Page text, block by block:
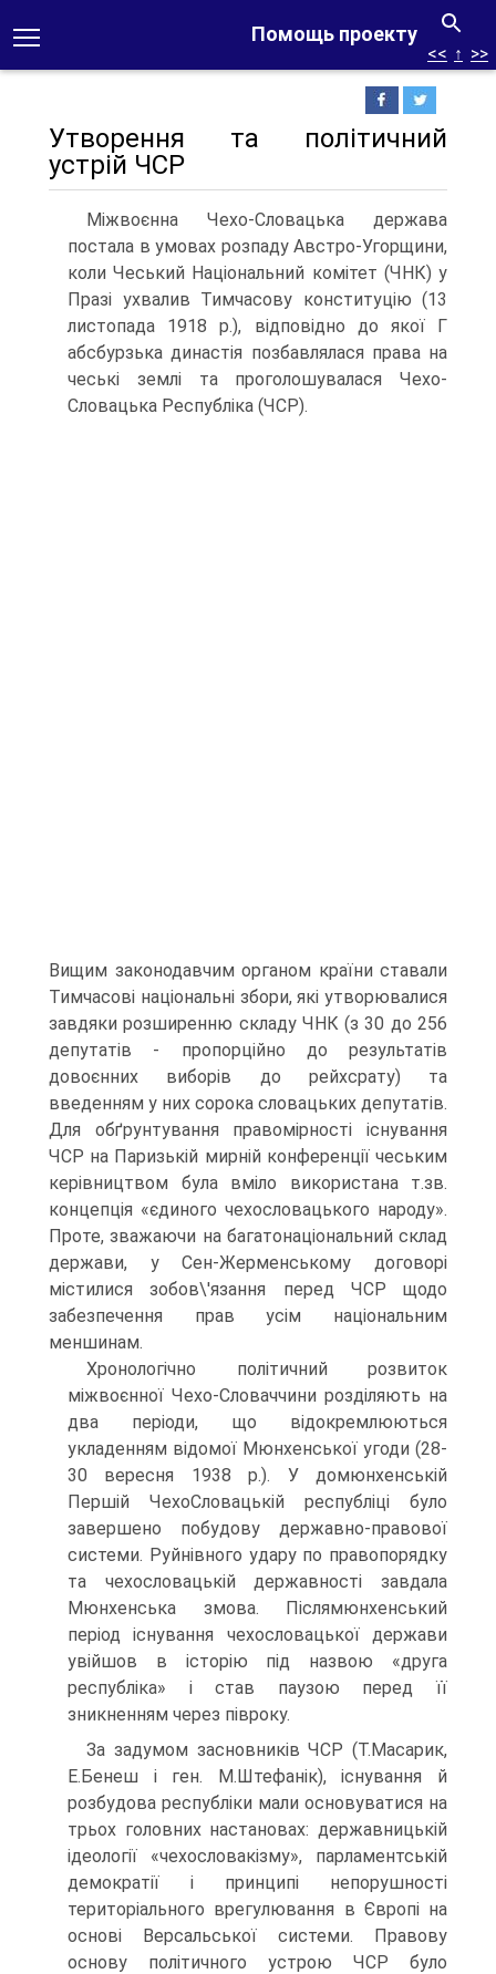
Помощь проекту
<< ↑ >>
Утворення та політичний
устрій ЧСР
Міжвоєнна Чехо-Словацька держава
постала в умовах розпаду Австро-Угорщини,
коли Чеський Національний комітет (ЧНК) у
Празі ухвалив Тимчасову конституцію (13
листопада 1918 р.), відповідно до якої Г
абсбурзька династія позбавлялася права на
чеські землі та проголошувалася Чехо-
Словацька Республіка (ЧСР).
Вищим законодавчим органом країни ставали
Тимчасові національні збори, які утворювалися
завдяки розширенню складу ЧНК (з 30 до 256
депутатів - пропорційно до результатів
довоєнних виборів до рейхсрату) та
введенням у них сорока словацьких депутатів.
Для обґрунтування правомірності існування
ЧСР на Паризькій мирній конференції чеським
керівництвом була вміло використана т.зв.
концепція «єдиного чехословацького народу».
Проте, зважаючи на багатонаціональний склад
держави, у Сен-Жерменському договорі
містилися зобов\'язання перед ЧСР щодо
забезпечення прав усім національним
меншинам.
Хронологічно політичний розвиток
міжвоєнної Чехо-Словаччини розділяють на
два періоди, що відокремлюються
укладенням відомої Мюнхенської угоди (28-
30 вересня 1938 р.). У домюнхенській
Першій ЧехоСловацькій республіці було
завершено побудову державно-правової
системи. Руйнівного удару по правопорядку
та чехословацькій державності завдала
Мюнхенська змова. Післямюнхенський
період існування чехословацької держави
увійшов в історію під назвою «друга
республіка» і став паузою перед її
зникненням через півроку.
За задумом засновників ЧСР (Т.Масарик,
Е.Бенеш і ген. М.Штефанік), існування й
розбудова республіки мали основуватися на
трьох головних настановах: державницькій
ідеології «чехословакізму», парламентській
демократії і принципі непорушності
територіального врегулювання в Європі на
основі Версальської системи. Правову
основу політичного устрою ЧСР було